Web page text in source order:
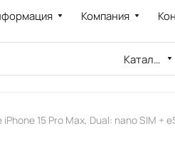
Компания
Каталог
15 Pro Max, Dual: nano SIM +